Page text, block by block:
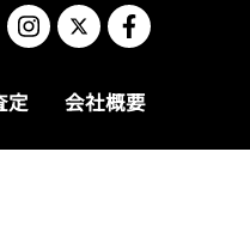
定 会社概要